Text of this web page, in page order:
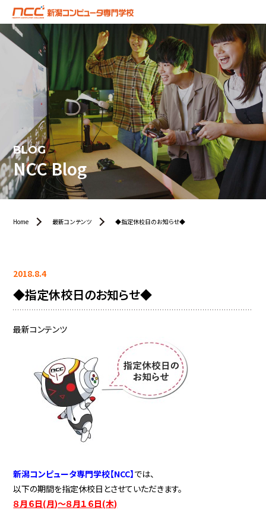
BLOG
NCC Blog
Home 最新コンテンツ ◆指定休校日のお知らせ◆
2018.8.4
◆指定休校日のお知らせ◆
最新コンテンツ
新潟コンピュータ専門学校【NCC】では、
以下の期間を指定休校日とさせていただきます。
８月６日(月)～８月１６日(木)